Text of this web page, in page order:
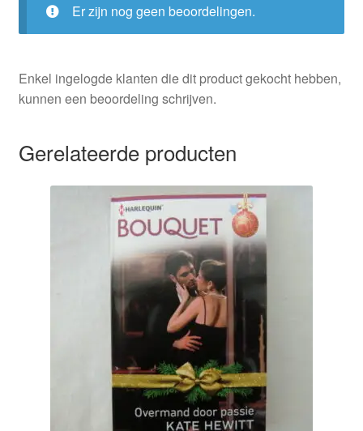
Er zijn nog geen beoordelingen.
Enkel ingelogde klanten die dit product gekocht hebben,
kunnen een beoordeling schrijven.
Gerelateerde producten